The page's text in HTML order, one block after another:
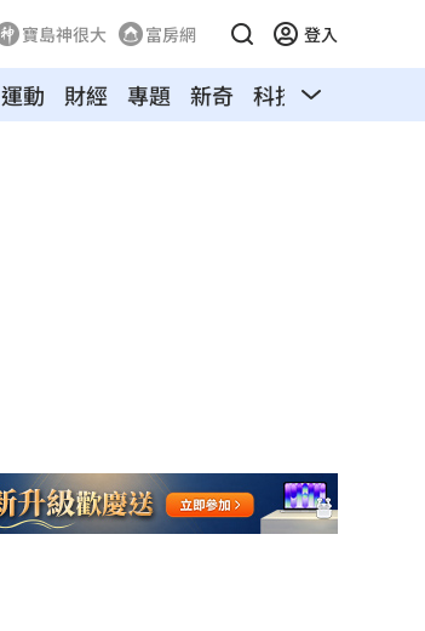
寶島神很大 富房網 登入
運動 財經 專題 新奇 科技 旅遊